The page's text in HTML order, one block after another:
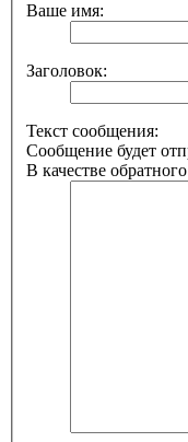
Ваше имя:
Заголовок:
Текст сообщения:
Сообщение будет
В качестве